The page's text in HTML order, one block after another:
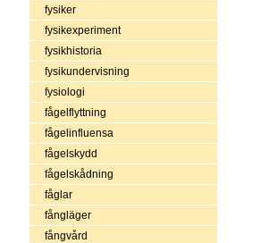
fysiker
fysikexperiment
fysikhistoria
fysikundervisning
fysiologi
fågelflyttning
fågelinfluensa
fågelskydd
fågelskådning
fåglar
fångläger
fångvård